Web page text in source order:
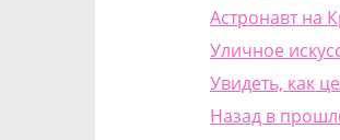
Астронавт на
Уличное
Увидеть, как
Назад в